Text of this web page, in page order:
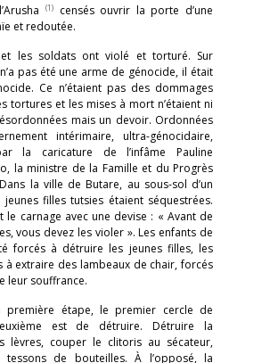
(1)censés ouvrir la porte d’une
et redoutée.
et les soldats ont violé et torturé. Sur
pas été une arme de génocide, il était
Ce n’étaient pas des dommages
tortures et les mises à mort n’étaient ni
mais un devoir. Ordonnées
intérimaire, ultra-génocidaire,
la caricature de l’infâme Pauline
la ministre de la Famille et du Progrès
la ville de Butare, au sous-sol d’un
filles tutsies étaient séquestrées.
le carnage avec une devise : « Avant de
vous devez les violer ». Les enfants de
forcés à détruire les jeunes filles, les
à extraire des lambeaux de chair, forcés
leur souffrance.
étape, le premier cercle de
est de détruire. Détruire la
lèvres, couper le clitoris au sécateur,
tessons de bouteilles. À l’opposé, la